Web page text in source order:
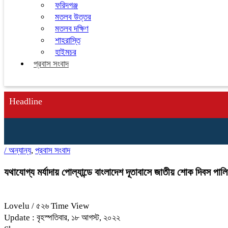
ফরিদগঞ্জ
মতলব উত্তর
মতলব দক্ষিণ
শাহরাস্তি
হাইমচর
প্রবাস সংবাদ
Headline
/ অন্যান্য, প্রবাস সংবাদ
যথাযোগ্য মর্যাদায় পোল্যান্ডে বাংলাদেশ দূতাবাসে জাতীয় শোক দিবস
Lovelu / ৫২৬ Time View
Update : বৃহস্পতিবার, ১৮ আগস্ট, ২০২২